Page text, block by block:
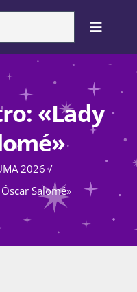
Toggle
de género
«Lady
2026
Salomé»